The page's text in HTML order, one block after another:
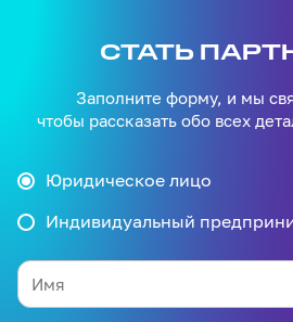
партнером
СТАТЬ
Заполните форму, и мы
чтобы рассказать обо всех
Юридическое лицо
Индивидуальный